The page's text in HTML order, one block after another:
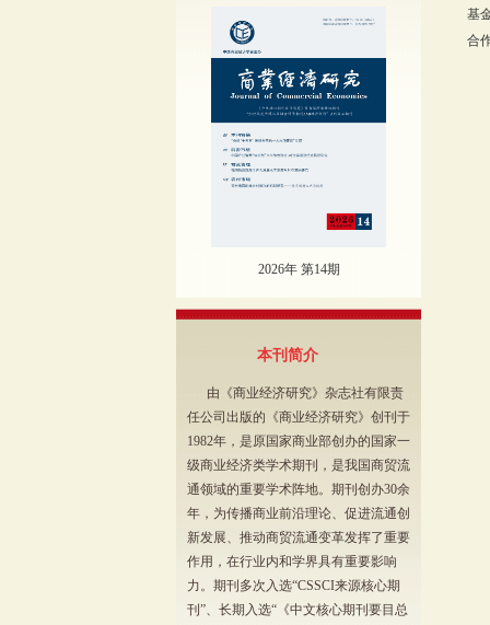
2026年 第14期
本刊简介
由《商业经济研究》杂志社有限责
任公司出版的《商业经济研究》创刊于
1982年，是原国家商业部创办的国家一
级商业经济类学术期刊，是我国商贸流
通领域的重要学术阵地。期刊创办30余
年，为传播商业前沿理论、促进流通创
新发展、推动商贸流通变革发挥了重要
作用，在行业内和学界具有重要影响
力。期刊多次入选“CSSCI来源核心期
刊”、长期入选“《中文核心期刊要目总
基
合